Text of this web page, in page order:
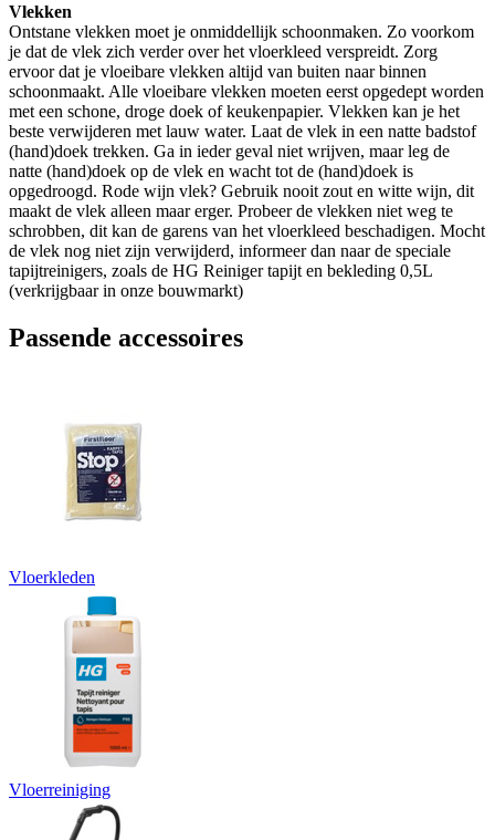
Vlekken
Ontstane vlekken moet je onmiddellijk schoonmaken. Zo voorkom
je dat de vlek zich verder over het vloerkleed verspreidt. Zorg
ervoor dat je vloeibare vlekken altijd van buiten naar binnen
schoonmaakt. Alle vloeibare vlekken moeten eerst opgedept worden
met een schone, droge doek of keukenpapier. Vlekken kan je het
beste verwijderen met lauw water. Laat de vlek in een natte badstof
(hand)doek trekken. Ga in ieder geval niet wrijven, maar leg de
natte (hand)doek op de vlek en wacht tot de (hand)doek is
opgedroogd. Rode wijn vlek? Gebruik nooit zout en witte wijn, dit
maakt de vlek alleen maar erger. Probeer de vlekken niet weg te
schrobben, dit kan de garens van het vloerkleed beschadigen. Mocht
de vlek nog niet zijn verwijderd, informeer dan naar de speciale
tapijtreinigers, zoals de HG Reiniger tapijt en bekleding 0,5L
(verkrijgbaar in onze bouwmarkt)
Passende accessoires
Vloerkleden
Vloerreiniging